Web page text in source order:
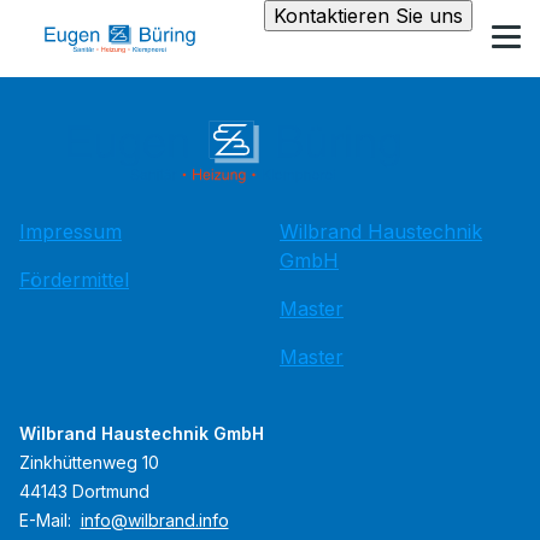
Kontaktieren Sie uns
Impressum
Fördermittel
Wilbrand Haustechnik
GmbH
Master
Master
Wilbrand Haustechnik GmbH
Zinkhüttenweg 10
44143 Dortmund
E-Mail: info@wilbrand.info